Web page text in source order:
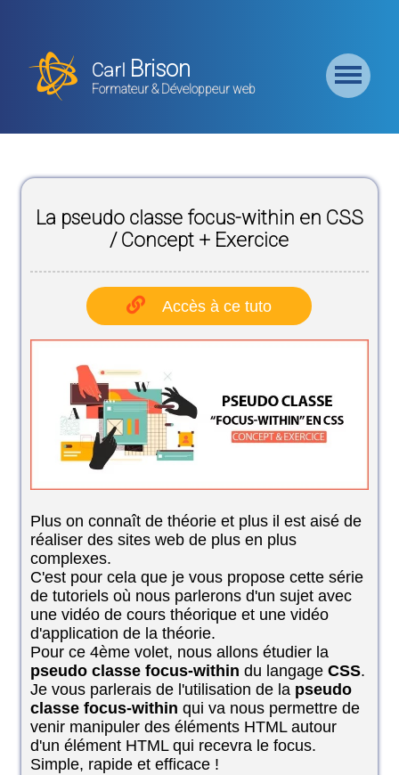
Carl Brison
Formateur & Développeur web
Formation
Backend
Formation
Frontend
Formation
Logiciel
La pseudo classe focus-within en CSS
/ Concept + Exercice
Accès à ce tuto
Plus on connaît de théorie et plus il est aisé de
réaliser des sites web de plus en plus
complexes.
C'est pour cela que je vous propose cette série
de tutoriels où nous parlerons d'un sujet avec
une vidéo de cours théorique et une vidéo
d'application de la théorie.
Pour ce 4ème volet, nous allons étudier la
pseudo classe focus-within du langage CSS.
Je vous parlerais de l'utilisation de la pseudo
classe focus-within qui va nous permettre de
venir manipuler des éléments HTML autour
d'un élément HTML qui recevra le focus.
Simple, rapide et efficace !